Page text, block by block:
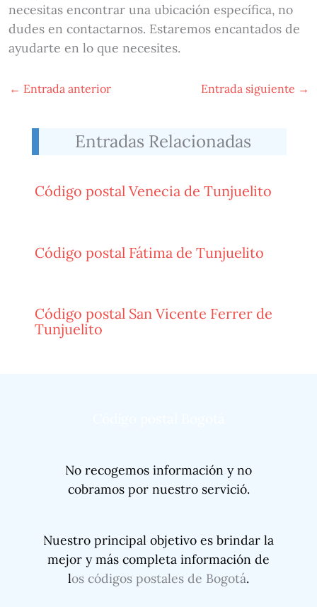
necesitas encontrar una ubicación específica, no
dudes en contactarnos. Estaremos encantados de
ayudarte en lo que necesites.
← Entrada anterior Entrada siguiente →
Entradas Relacionadas
Código postal Venecia de Tunjuelito
Código postal Fátima de Tunjuelito
Código postal San Vicente Ferrer de
Tunjuelito
No recogemos información y no
cobramos por nuestro servició.
Nuestro principal objetivo es brindar la
mejor y más completa información de
los códigos postales de Bogotá.